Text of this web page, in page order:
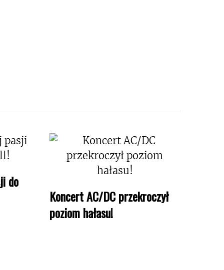
do
Koncert AC/DC przekroczył
poziom hałasu!